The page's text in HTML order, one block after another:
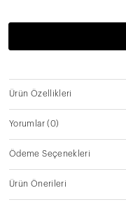
Ürün Özellikleri
Yorumlar(0)
Ödeme Seçenekleri
Ürün Önerileri